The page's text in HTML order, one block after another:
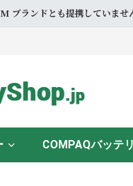
ランドとも提携していませ
COMPAQバッテ